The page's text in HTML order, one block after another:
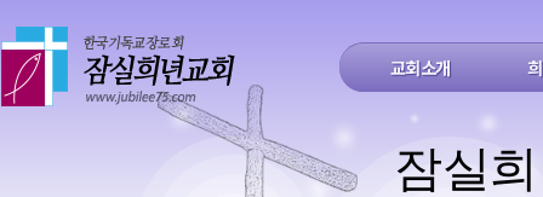
교회소개
잠실